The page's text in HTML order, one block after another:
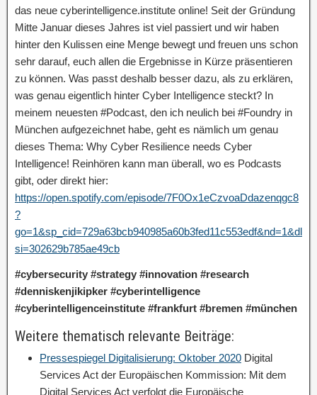
das neue cyberintelligence.institute online! Seit der Gründung
Mitte Januar dieses Jahres ist viel passiert und wir haben
hinter den Kulissen eine Menge bewegt und freuen uns schon
sehr darauf, euch allen die Ergebnisse in Kürze präsentieren
zu können. Was passt deshalb besser dazu, als zu erklären,
was genau eigentlich hinter Cyber Intelligence steckt? In
meinem neuesten #Podcast, den ich neulich bei #Foundry in
München aufgezeichnet habe, geht es nämlich um genau
dieses Thema: Why Cyber Resilience needs Cyber
Intelligence! Reinhören kann man überall, wo es Podcasts
gibt, oder direkt hier:
https://open.spotify.com/episode/7F0Ox1eCzvoaDdazenqgc8
?
go=1&sp_cid=729a63bcb940985a60b3fed11c553edf&nd=1&dl
si=302629b785ae49cb
#cybersecurity #strategy #innovation #research
#denniskenjikipker #cyberintelligence
#cyberintelligenceinstitute #frankfurt #bremen #münchen
Weitere thematisch relevante Beiträge:
Pressespiegel Digitalisierung: Oktober 2020 Digital
Services Act der Europäischen Kommission: Mit dem
Digital Services Act verfolgt die Europäische